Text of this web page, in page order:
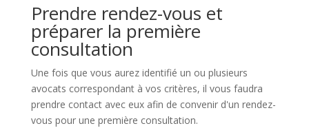
Prendre rendez-vous et
préparer la première
consultation
Une fois que vous aurez identifié un ou plusieurs
avocats correspondant à vos critères, il vous faudra
prendre contact avec eux afin de convenir d'un rendez-
vous pour une première consultation.